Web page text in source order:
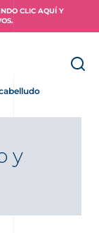
CLIC AQUÍ Y
y